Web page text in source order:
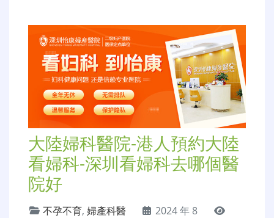
當日做當日走嗎-家計會終止
懷孕
人工流產,人流手術,墮胎手
大陸落仔, 家計會預約
無痛
人流,終止懷孕
2024
年 8 月
24 日
6,398
香港人可以去深圳做人流嗎，深圳做人流是當日做
當日走嗎，從香港到深圳進行人流…
Read More